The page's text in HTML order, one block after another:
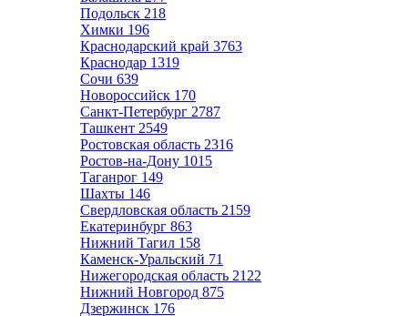
Подольск 218
Химки 196
Краснодарский край 3763
Краснодар 1319
Сочи 639
Новороссийск 170
Санкт-Петербург 2787
Ташкент 2549
Ростовская область 2316
Ростов-на-Дону 1015
Таганрог 149
Шахты 146
Свердловская область 2159
Екатеринбург 863
Нижний Тагил 158
Каменск-Уральский 71
Нижегородская область 2122
Нижний Новгород 875
Дзержинск 176